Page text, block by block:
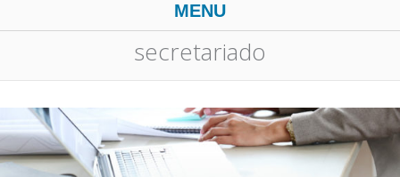
MENU
secretariado